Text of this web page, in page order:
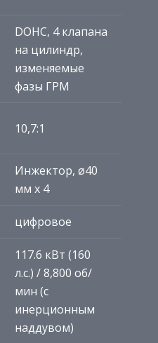
DOHC, 4 клапана
на цилиндр,
изменяемые
фазы ГРМ
10,7:1
Инжектор, ø40
мм x 4
цифровое
117.6 кВт (160
л.с.) / 8,800 об/
мин (с
инерционным
наддувом)